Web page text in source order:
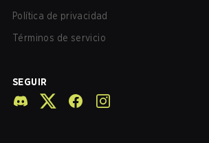
Política de privacidad
Términos de servicio
SEGUIR